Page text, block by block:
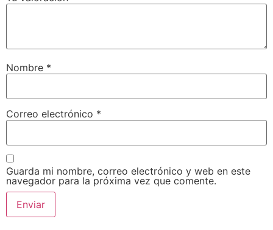
Nombre *
Correo electrónico *
Guarda mi nombre, correo electrónico y web en este
navegador para la próxima vez que comente.